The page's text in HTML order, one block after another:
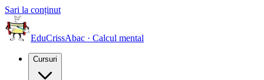
Sari la conținut
EduCrissAbac · Calcul mental
Cursuri